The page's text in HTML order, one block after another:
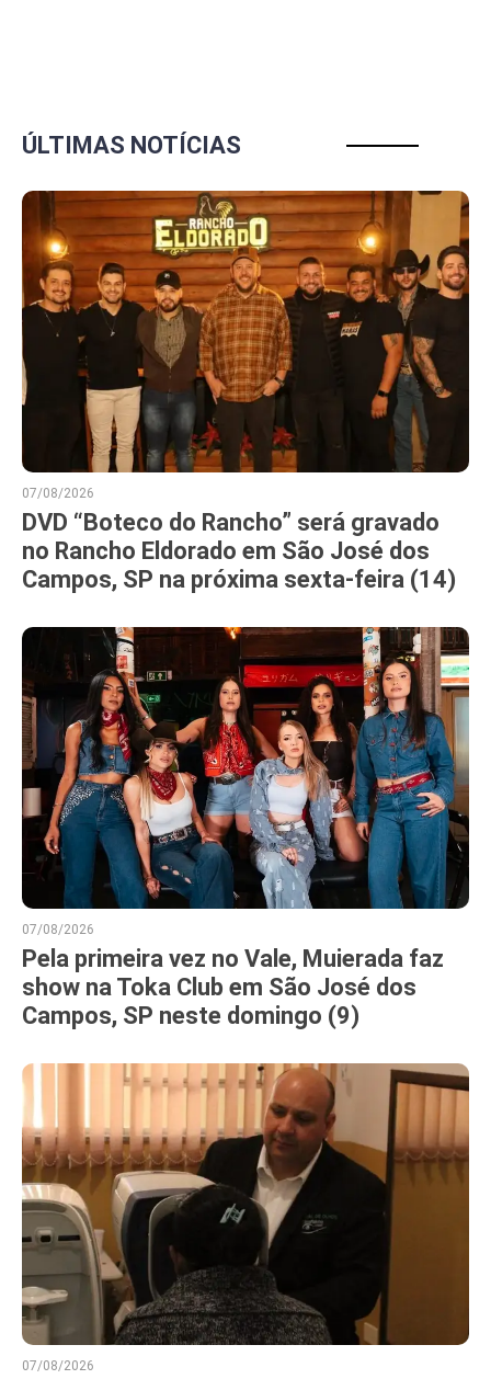
ÚLTIMAS NOTÍCIAS
07/08/2026
DVD “Boteco do Rancho” será gravado
no Rancho Eldorado em São José dos
Campos, SP na próxima sexta-feira (14)
07/08/2026
Pela primeira vez no Vale, Muierada faz
show na Toka Club em São José dos
Campos, SP neste domingo (9)
07/08/2026